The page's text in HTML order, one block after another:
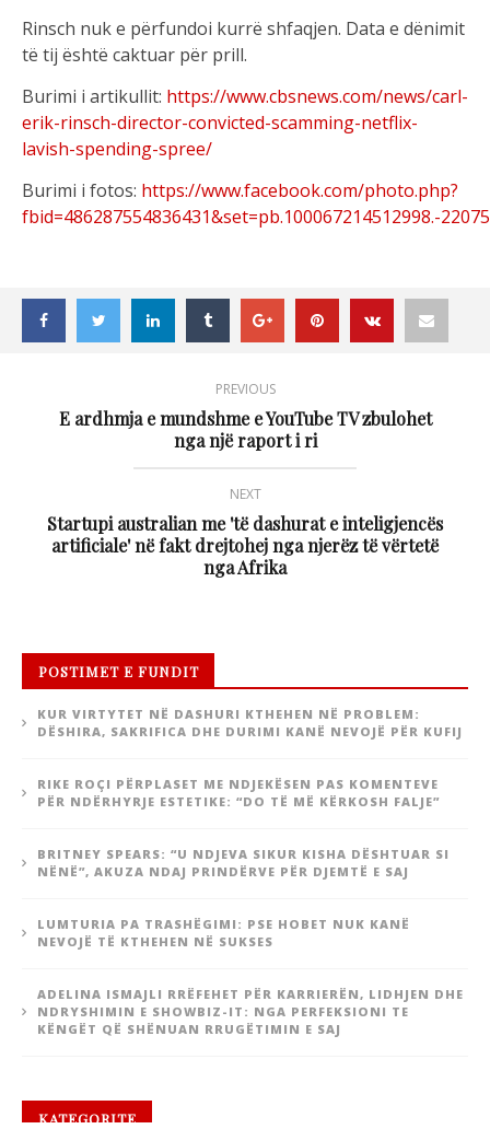
Rinsch nuk e përfundoi kurrë shfaqjen. Data e dënimit
të tij është caktuar për prill.
Burimi i artikullit: https://www.cbsnews.com/news/carl-
erik-rinsch-director-convicted-scamming-netflix-
lavish-spending-spree/
Burimi i fotos: https://www.facebook.com/photo.php?
fbid=486287554836431&set=pb.100067214512998.-
PREVIOUS
E ardhmja e mundshme e YouTube TV zbulohet
nga një raport i ri
NEXT
Startupi australian me 'të dashurat e inteligjencës
artificiale' në fakt drejtohej nga njerëz të vërtetë
nga Afrika
POSTIMET E FUNDIT
KUR VIRTYTET NË DASHURI KTHEHEN NË PROBLEM:
DËSHIRA, SAKRIFICA DHE DURIMI KANË NEVOJË PËR KUFIJ
RIKE ROÇI PËRPLASET ME NDJEKËSEN PAS KOMENTEVE
PËR NDËRHYRJE ESTETIKE: “DO TË MË KËRKOSH FALJE”
BRITNEY SPEARS: “U NDJEVA SIKUR KISHA DËSHTUAR SI
NËNË”, AKUZA NDAJ PRINDËRVE PËR DJEMTË E SAJ
LUMTURIA PA TRASHËGIMI: PSE HOBET NUK KANË
NEVOJË TË KTHEHEN NË SUKSES
ADELINA ISMAJLI RRËFEHET PËR KARRIERËN, LIDHJEN DHE
NDRYSHIMIN E SHOWBIZ-IT: NGA PERFEKSIONI TE
KËNGËT QË SHËNUAN RRUGËTIMIN E SAJ
KATEGORITE